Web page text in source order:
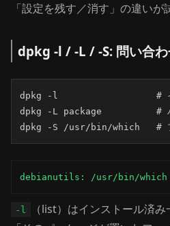
「設定を残す／消す」の違いが
dpkg -l / -L / -S: 問い合わ
dpkg -l                  # インス
dpkg -L package          # パッ
dpkg -S /usr/bin/which   # ファ
debianutils: /usr/bin/which
-l （list）はインストール済み